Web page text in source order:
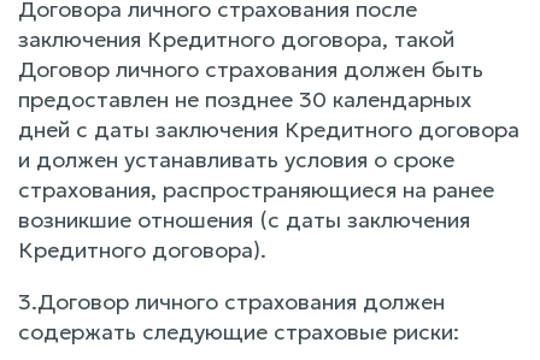
Договора личного страхования после
заключения Кредитного договора, такой
Договор личного страхования должен быть
предоставлен не позднее 30 календарных
дней с даты заключения Кредитного договора
и должен устанавливать условия о сроке
страхования, распространяющиеся на ранее
возникшие отношения (с даты заключения
Кредитного договора).
3.Договор личного страхования должен
содержать следующие страховые риски: